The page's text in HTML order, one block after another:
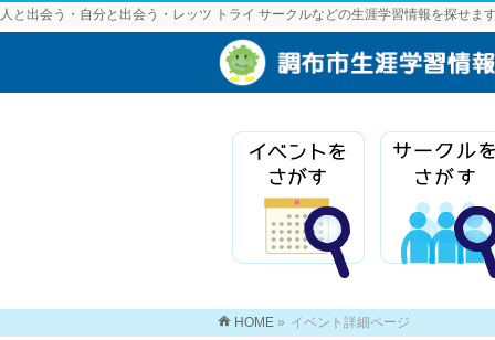
人と出会う・自分と出会う・レッツ トライ サークルなどの生涯学習情報を探せま
HOME » イベント詳細ページ